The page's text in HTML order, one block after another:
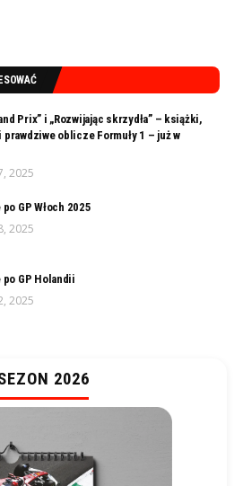
Prix” i „Rozwijając skrzydła” – książki,
prawdziwe oblicze Formuły 1 – już w
2025
GP Włoch 2025
2025
GP Holandii
2025
2026